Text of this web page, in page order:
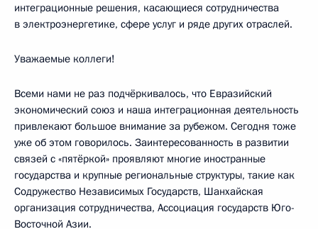
интеграционные решения, касающиеся сотрудничества
в электроэнергетике, сфере услуг и ряде других отраслей.
Уважаемые коллеги!
Всеми нами не раз подчёркивалось, что Евразийский
экономический союз и наша интеграционная деятельность
привлекают большое внимание за рубежом. Сегодня тоже
уже об этом говорилось. Заинтересованность в развитии
связей с «пятёркой» проявляют многие иностранные
государства и крупные региональные структуры, такие как
Содружество Независимых Государств, Шанхайская
организация сотрудничества, Ассоциация государств Юго-
Восточной Азии.